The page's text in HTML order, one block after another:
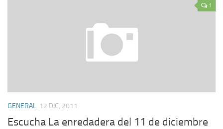
1
GENERAL 12 DIC, 2011
Escucha La enredadera del 11 de diciembre